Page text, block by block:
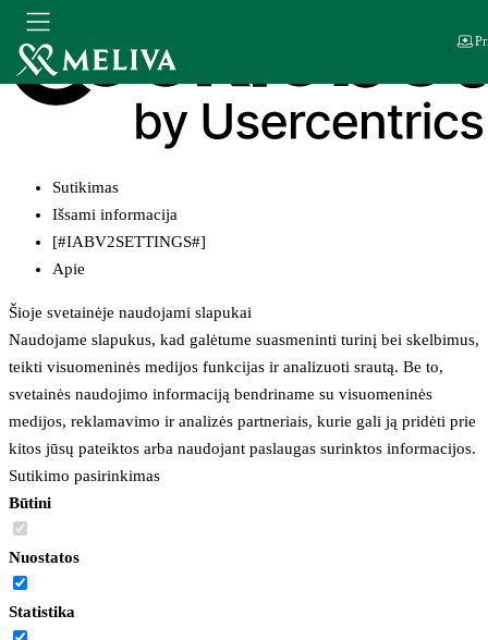
Sutikimas
Išsami informacija
[#IABV2SETTINGS#]
Apie
Šioje svetainėje naudojami slapukai
Naudojame slapukus, kad galėtume suasmeninti turinį bei skelbimus,
teikti visuomeninės medijos funkcijas ir analizuoti srautą. Be to,
svetainės naudojimo informaciją bendriname su visuomeninės
medijos, reklamavimo ir analizės partneriais, kurie gali ją pridėti prie
kitos jūsų pateiktos arba naudojant paslaugas surinktos informacijos.
Sutikimo pasirinkimas
Būtini
Nuostatos
Statistika